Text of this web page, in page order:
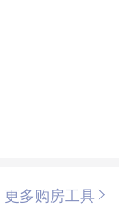
更多购房工具